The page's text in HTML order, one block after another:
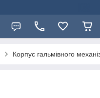
Корпус гальмівного